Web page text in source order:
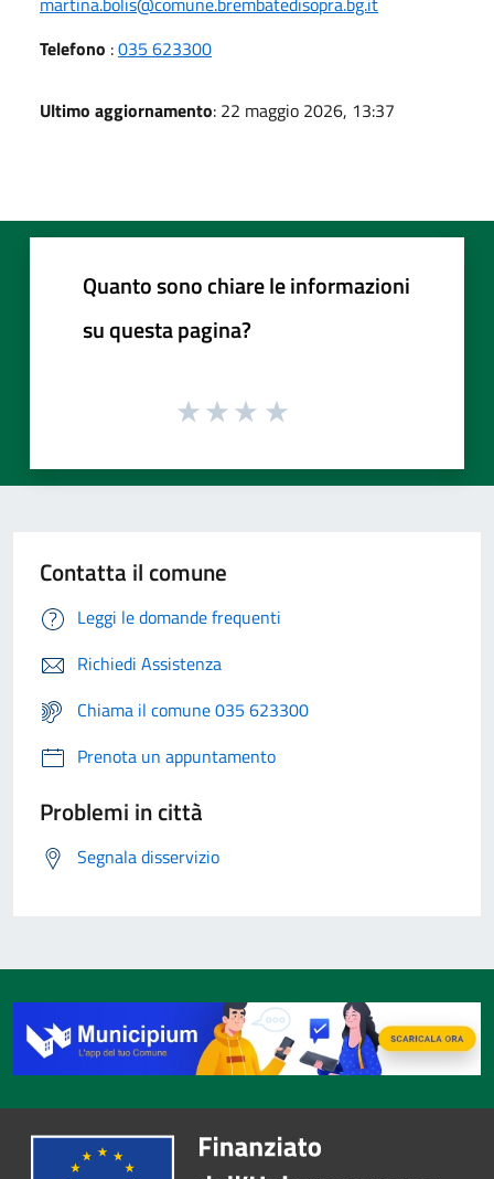
Telefono :035 623300
Ultimo aggiornamento: 22 maggio 2026, 13:37
Quanto sono chiare le informazioni
su questa pagina?
Contatta il comune
Leggi le domande frequenti
Richiedi Assistenza
Chiama il comune 035 623300
Prenota un appuntamento
Problemi in città
Segnala disservizio